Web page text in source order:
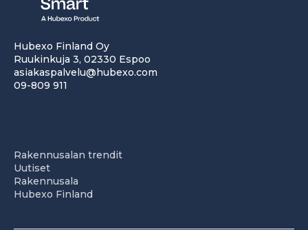
Hubexo Finland Oy
Ruukinkuja 3, 02330 Espoo
asiakaspalvelu@hubexo.com
09-809 911
Rakennusalan trendit
Uutiset
Rakennusala
Hubexo Finland